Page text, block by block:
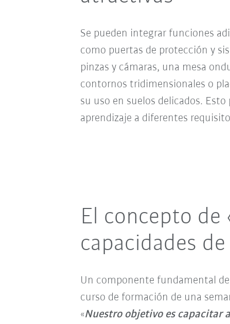
Se pueden integrar funciones
como puertas de protección y
pinzas y cámaras, una mesa
contornos tridimensionales o
su uso en suelos delicados.
aprendizaje a diferentes
El concepto
capacidades
Un componente fundamental
curso de formación de una
«Nuestro objetivo es capacitar